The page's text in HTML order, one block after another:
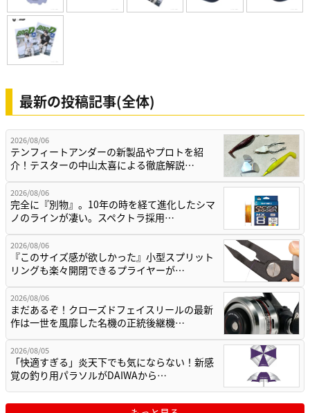
最新の投稿記事(全体)
2026/08/06
テンフィートアンダーの新製品やプロトを紹
介！テスターの中山太喜による徹底解説…
2026/08/06
完全に『別物』。10年の時を経て進化したシマ
ノのラインが凄い。スペクトラ採用…
2026/08/06
『このサイズ感が欲しかった』小型スプリット
リングも楽々開閉できるプライヤーが…
2026/08/06
まだあるぞ！クローズドフェイスリールの最新
作は一世を風靡した名機の正統後継機…
2026/08/05
「快適すぎる」炎天下でも気にならない！新感
覚の釣り用パラソルがDAIWAから…